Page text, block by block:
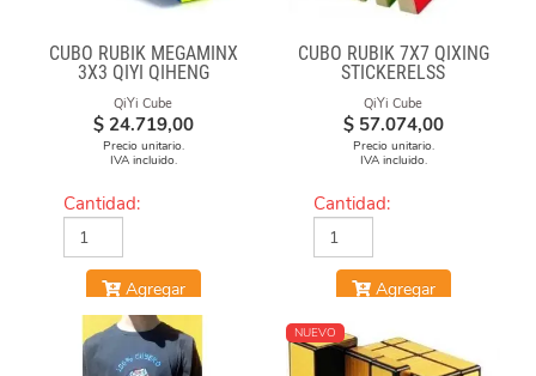
CUBO RUBIK MEGAMINX
3X3 QIYI QIHENG
QiYi Cube
$ 24.719,00
Precio unitario.
IVA incluido.
Cantidad:
Agregar
CUBO RUBIK 7X7 QIXING
STICKERELSS
QiYi Cube
$ 57.074,00
Precio unitario.
IVA incluido.
Cantidad:
Agregar
NUEVO